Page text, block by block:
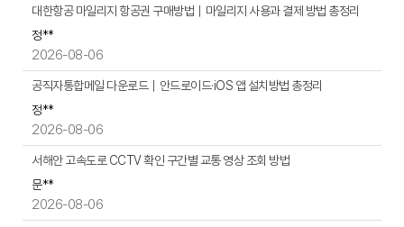
호,
대한항공 마일리지 항공권 구매방법｜마일리지 사용과 결제 방법 총정리
정**
2026-08-06
공직자통합메일 다운로드｜안드로이드·iOS 앱 설치방법 총정리
정**
2026-08-06
서해안 고속도로 CCTV 확인 구간별 교통 영상 조회 방법
문**
2026-08-06